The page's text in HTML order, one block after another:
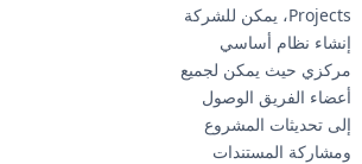
Projects، يمكن للشركة
إنشاء نظام أساسي
مركزي حيث يمكن لجميع
أعضاء الفريق الوصول
إلى تحديثات المشروع
ومشاركة المستندات